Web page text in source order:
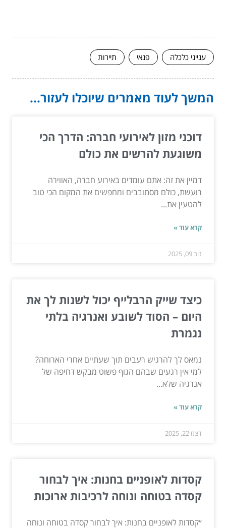
ענייני כלכלה פנאי תיירות
המשך לעוד מאמרים שיוכלו לעזור...
דוכני מזון לאירועי חברה: הדרך הכי
משוגעת להרשים את כולם
דמיין את זה: אתם עומדים באירוע חברה, האווירה
רועשת, כולם מסתובבים ומחפשים את המקום הכי טוב
להטעין את...
קרא עוד »
נוב 09, 2025
כיצד שייק הרבלייף יכול לשנות לך את
היום – הסוד לשובע ואנרגיה בלתי
נגמרת
נמאס לך להרגיש רעבים תוך שעתיים אחרי הארוחה?
למי אין רגעים שבהם הגוף פשוט מבקש דחיפה של
אנרגיה שלא...
קרא עוד »
דצמ 22, 2025
קסדות לאופניים בחנות: איך לבחור
קסדה בטוחה ונוחה לרכיבות ארוכות
״קסדות לאופניים בחנות: איך לבחור קסדה בטוחה ונוחה